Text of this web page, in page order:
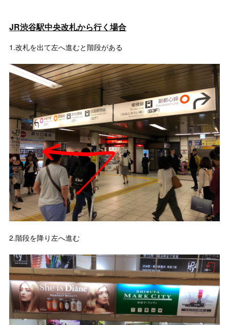
JR渋谷駅中央改札から行く場合
1.改札を出て左へ進むと階段がある
2.階段を降り左へ進む